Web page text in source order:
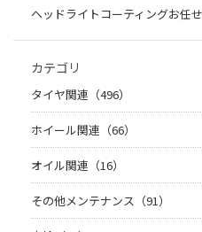
ヘッドライトコーティングお任
カテゴリ
タイヤ関連（496）
ホイール関連（66）
オイル関連（16）
その他メンテナンス（91）